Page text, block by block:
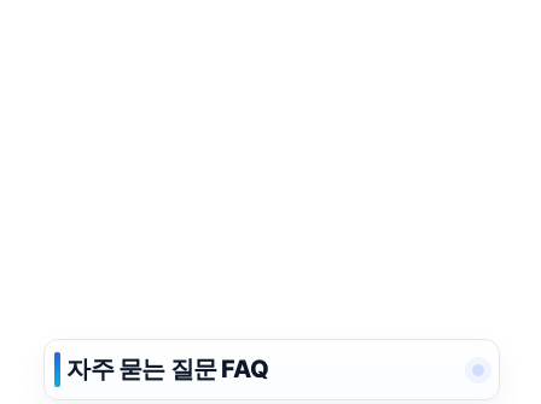
자주 묻는 질문 FAQ